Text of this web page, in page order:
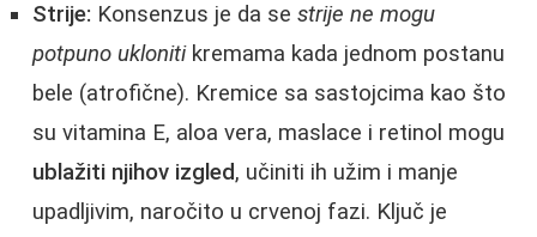
Strije: Konsenzus je da se strije ne mogu
potpuno uklonitikremama kada jednom postanu
bele (atrofične). Kremice sa sastojcima kao što
su vitamina E, aloa vera, maslace i retinol mogu
ublažiti njihov izgled, učiniti ih užim i manje
upadljivim, naročito u crvenoj fazi. Ključ je